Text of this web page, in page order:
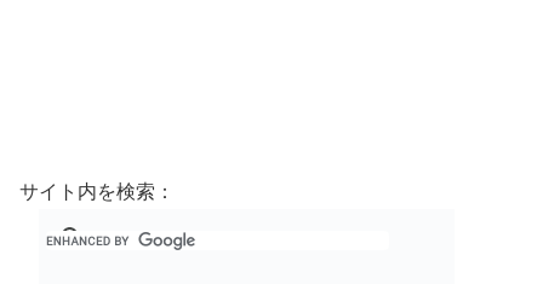
サイト内を検索：